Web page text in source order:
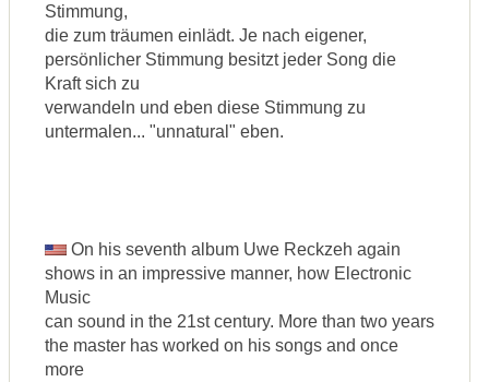
Stimmung,
die zum träumen einlädt. Je nach eigener,
persönlicher Stimmung besitzt jeder Song die
Kraft sich zu
verwandeln und eben diese Stimmung zu
untermalen... "unnatural" eben.
On his seventh album Uwe Reckzeh again
shows in an impressive manner, how Electronic
Music
can sound in the 21st century. More than two years
the master has worked on his songs and once
more